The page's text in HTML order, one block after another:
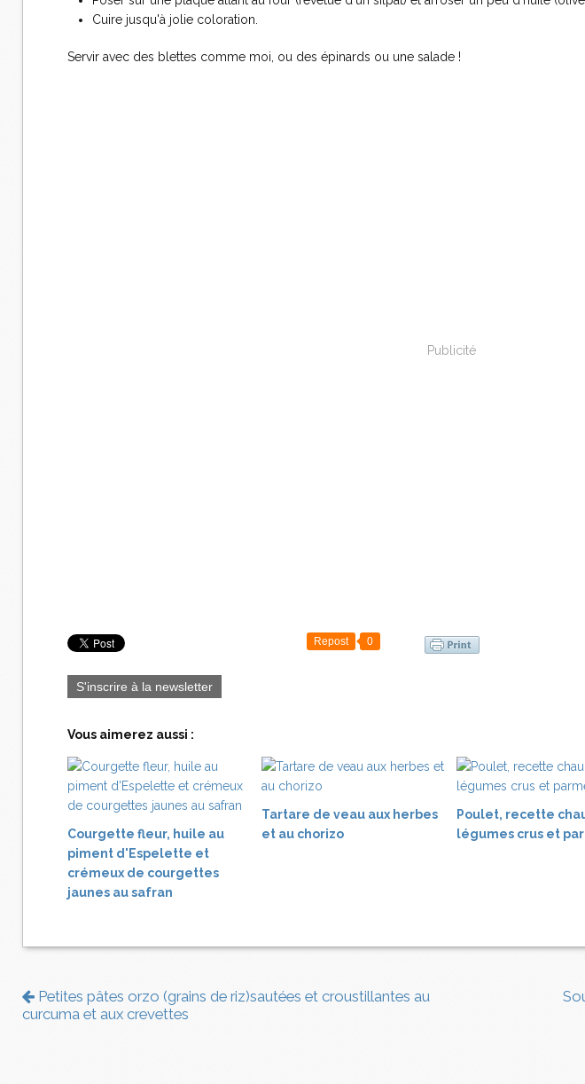
Cuire jusqu'à jolie coloration.
Servir avec des blettes comme moi, ou des épinards ou une salade !
Publicité
Repost 0
S'inscrire à la newsletter
Vous aimerez aussi :
Courgette fleur, huile au
piment d'Espelette et
crémeux de courgettes
jaunes au safran
Tartare de veau aux herbes
et au chorizo
Poulet, recette
légumes crus et
Petites pâtes orzo (grains de riz)sautées et croustillantes au
curcuma et aux crevettes